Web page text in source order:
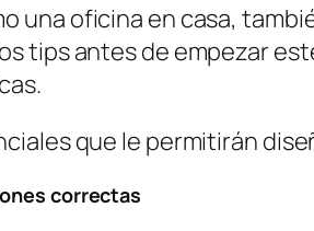
una oficina en casa,
tips antes de empezar
que le permitirán
correctas